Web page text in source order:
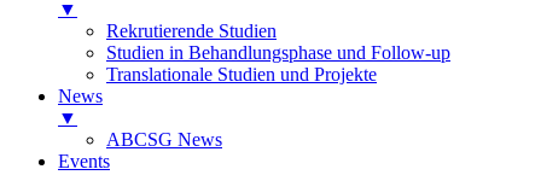
▼
Rekrutierende Studien
Studien in Behandlungsphase und Follow-up
Translationale Studien und Projekte
News
▼
ABCSG News
Events